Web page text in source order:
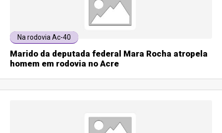
Na rodovia Ac-40
Marido da deputada federal Mara Rocha atropela
homem em rodovia no Acre